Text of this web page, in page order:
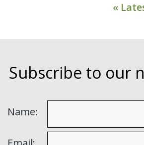
«
Subscribe to our
Name: